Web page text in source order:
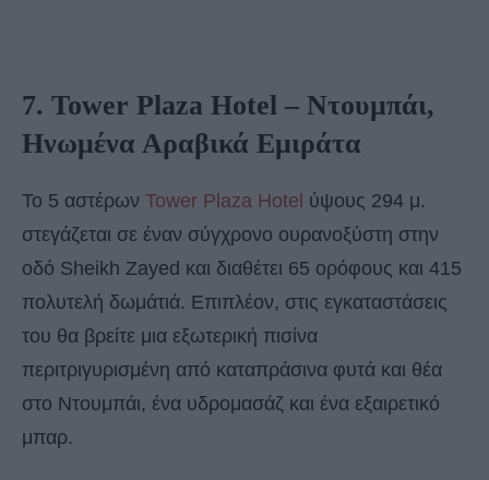
7. Tower Plaza Hotel – Ντουμπάι,
Ηνωμένα Αραβικά Εμιράτα
Το 5 αστέρων Tower Plaza Hotel ύψους 294 μ.
στεγάζεται σε έναν σύγχρονο ουρανοξύστη στην
οδό Sheikh Zayed και διαθέτει 65 ορόφους και 415
πολυτελή δωμάτιά. Επιπλέον, στις εγκαταστάσεις
του θα βρείτε μια εξωτερική πισίνα
περιτριγυρισμένη από καταπράσινα φυτά και θέα
στο Ντουμπάι, ένα υδρομασάζ και ένα εξαιρετικό
μπαρ.